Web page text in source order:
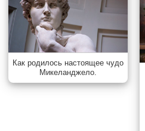
Как родилось настоящее чудо
Микеланджело.